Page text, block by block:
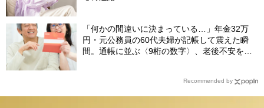
「何かの間違いに決まっている…」年金32万
円・元公務員の60代夫婦が記帳して震えた瞬
間。通帳に並ぶ〈9桁の数字〉、老後不安を一
Recommended by